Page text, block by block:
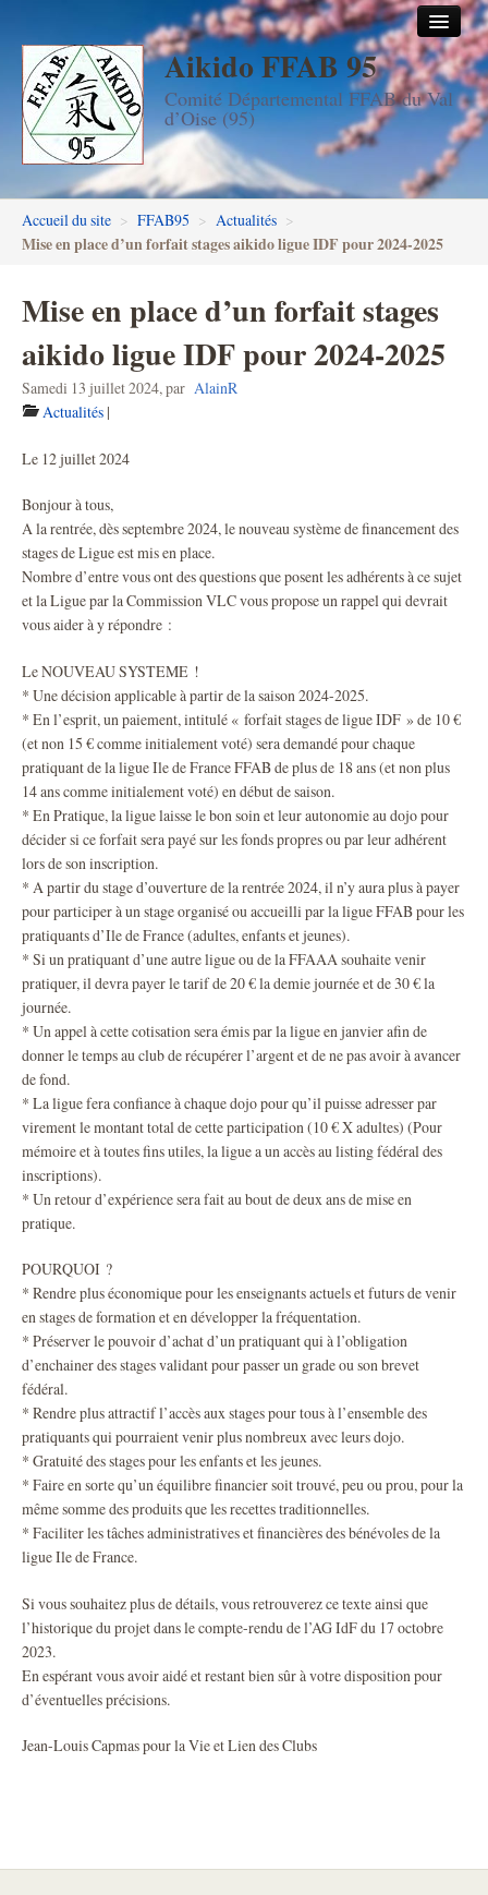
Aikido FFAB 95
Comité Départemental FFAB du Val
d’Oise (95)
Accueil
Les dojos
Stages
Les enseignants
FFAB95
Aïkido enfants & ados
Accueil du site > FFAB95 > Actualités >
Mise en place d’un forfait stages aikido ligue IDF pour 2024-2025
Mise en place d’un forfait stages
aikido ligue IDF pour 2024-2025
Samedi 13 juillet 2024,par AlainR
Actualités |
Le 12 juillet 2024
Bonjour à tous,
A la rentrée, dès septembre 2024, le nouveau système de financement des
stages de Ligue est mis en place.
Nombre d’entre vous ont des questions que posent les adhérents à ce sujet
et la Ligue par la Commission VLC vous propose un rappel qui devrait
vous aider à y répondre :
Le NOUVEAU SYSTEME !
* Une décision applicable à partir de la saison 2024-2025.
* En l’esprit, un paiement, intitulé « forfait stages de ligue IDF » de 10 €
(et non 15 € comme initialement voté) sera demandé pour chaque
pratiquant de la ligue Ile de France FFAB de plus de 18 ans (et non plus
14 ans comme initialement voté) en début de saison.
* En Pratique, la ligue laisse le bon soin et leur autonomie au dojo pour
décider si ce forfait sera payé sur les fonds propres ou par leur adhérent
lors de son inscription.
* A partir du stage d’ouverture de la rentrée 2024, il n’y aura plus à payer
pour participer à un stage organisé ou accueilli par la ligue FFAB pour les
pratiquants d’Ile de France (adultes, enfants et jeunes).
* Si un pratiquant d’une autre ligue ou de la FFAAA souhaite venir
pratiquer, il devra payer le tarif de 20 € la demie journée et de 30 € la
journée.
* Un appel à cette cotisation sera émis par la ligue en janvier afin de
donner le temps au club de récupérer l’argent et de ne pas avoir à avancer
de fond.
* La ligue fera confiance à chaque dojo pour qu’il puisse adresser par
virement le montant total de cette participation (10 € X adultes) (Pour
mémoire et à toutes fins utiles, la ligue a un accès au listing fédéral des
inscriptions).
* Un retour d’expérience sera fait au bout de deux ans de mise en
pratique.
POURQUOI ?
* Rendre plus économique pour les enseignants actuels et futurs de venir
en stages de formation et en développer la fréquentation.
* Préserver le pouvoir d’achat d’un pratiquant qui à l’obligation
d’enchainer des stages validant pour passer un grade ou son brevet
fédéral.
* Rendre plus attractif l’accès aux stages pour tous à l’ensemble des
pratiquants qui pourraient venir plus nombreux avec leurs dojo.
* Gratuité des stages pour les enfants et les jeunes.
* Faire en sorte qu’un équilibre financier soit trouvé, peu ou prou, pour la
même somme des produits que les recettes traditionnelles.
* Faciliter les tâches administratives et financières des bénévoles de la
ligue Ile de France.
Si vous souhaitez plus de détails, vous retrouverez ce texte ainsi que
l’historique du projet dans le compte-rendu de l’AG IdF du 17 octobre
2023.
En espérant vous avoir aidé et restant bien sûr à votre disposition pour
d’éventuelles précisions.
Jean-Louis Capmas pour la Vie et Lien des Clubs